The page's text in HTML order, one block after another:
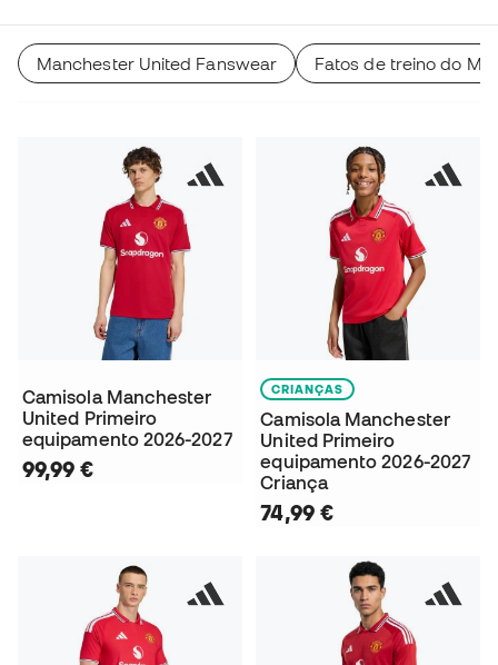
Manchester United Fanswear Fatos de treino do
Camisola Manchester
United Primeiro
equipamento 2026-2027
99,99 €
CRIANÇAS
Camisola Manchester
United Primeiro
equipamento 2026-2027
Criança
74,99 €